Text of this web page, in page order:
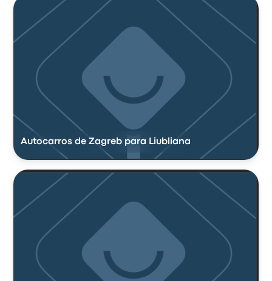
Autocarros de Zagreb para Liubliana